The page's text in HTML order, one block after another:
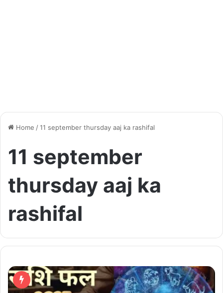
Home /11 september thursday aaj ka rashifal
11 september
thursday aaj ka
rashifal